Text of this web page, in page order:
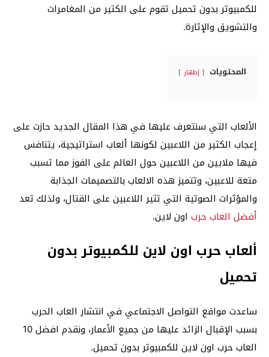
للكمبيوتر بدون تحميل تقوم على الكثير من المغامرات
والتشويق والإثارة.
المحتويات إظهار
الألعاب التي سنتعرف عليها في هذا المقال الجديد حازت على
إعجاب الكثير من اللاعبين لكونها ألعاب استراتيجية، يتنافس
فيها ملايين من اللاعبين حول العالم على الفوز مما تسبب
متعة للاعبين، وتتميز هذه الالعاب بالتصميمات الجذابة
والمؤثرات الصوتية التي تثير اللاعبين على القتال، ولذلك تعد
أفضل العاب حرب اون لاين.
ألعاب حرب اون لاين للكمبيوتر بدون
تحميل
ساعدت مواقع التواصل الاجتماعي في انتشار العاب الحرب
بسبب الإقبال الزائد عليها من جميع الأعمار، ونقدم افضل 10
العاب حرب اون لاين للكمبيوتر بدون تحميل.